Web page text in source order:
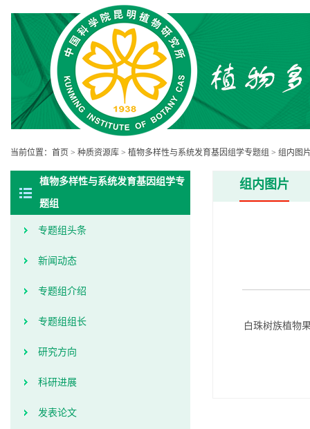
当前位置： 首页 > 种质资源库 > 植物多样性与系统发育基因组学专题组 > 组内图
植物多样性与系统发育基因组学专
题组
专题组头条
新闻动态
专题组介绍
专题组组长
研究方向
科研进展
发表论文
组内图片
白珠树族植物